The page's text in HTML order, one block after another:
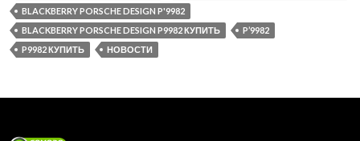
BLACKBERRY PORSCHE DESIGN P'9982
BLACKBERRY PORSCHE DESIGN P9982 КУПИТЬ
P’9982
P9982 КУПИТЬ
НОВОСТИ